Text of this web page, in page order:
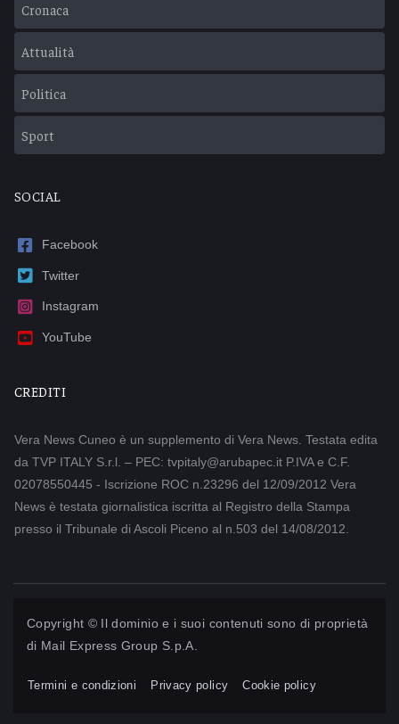
Cronaca
Attualità
Politica
Sport
SOCIAL
Facebook
Twitter
Instagram
YouTube
CREDITI
Vera News Cuneo è un supplemento di Vera News. Testata edita
da TVP ITALY S.r.l. – PEC: tvpitaly@arubapec.it P.IVA e C.F.
02078550445 - Iscrizione ROC n.23296 del 12/09/2012 Vera
News è testata giornalistica iscritta al Registro della Stampa
presso il Tribunale di Ascoli Piceno al n.503 del 14/08/2012.
Copyright © Il dominio e i suoi contenuti sono di proprietà
di Mail Express Group S.p.A.
Termini e condizioni Privacy policy Cookie policy